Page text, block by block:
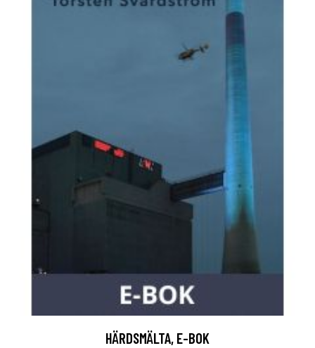
HÄRDSMÄLTA, E-BOK